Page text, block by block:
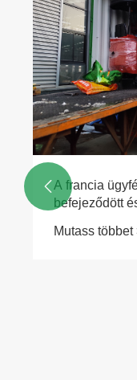
A francia
befejeződött
Mutass többet
